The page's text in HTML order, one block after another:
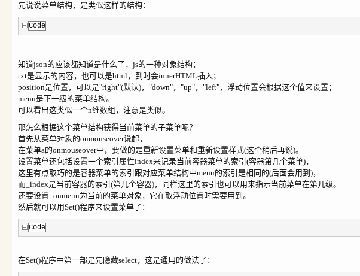
先说说菜单结构，是类似这样的结构：
Code
知道json的应该都知道是什么了，js的一种对象结构：
txt是显示的内容，也可以是html，到时会innerHTML插入；
position是位置，可以是"right"(默认)，"down"，"up"，"left"，浮动位置会根据这个值来设置；
menu是下一级的菜单结构。
可以看出这类似一个n维数组，注意是类似。
那怎么根据这个菜单结构获得当前菜单的子菜单呢？
首先从菜单对象的onmouseover说起，
在菜单a的onmouseover中，要做的是重新设置菜单和重新设置样式(这个稍后再说)。
设置菜单还包括设置一个索引属性index来记录当前容器菜单的索引(容器第几个菜单)，
这里有点取巧的是容器菜单的索引跟对应菜单结构中menu的索引是相同的(后面会用到)，
而_index是当前容器的索引(第几个容器)，同样这里的索引也可以用来指示当前菜单在第几级。
还要设置_onmenu为当前的菜单对象，它在取浮动位置时需要用到。
然后就可以用Set()程序来设置菜单了：
Code
在Set()程序中第一部是先隐藏select，这是通用的做法了：